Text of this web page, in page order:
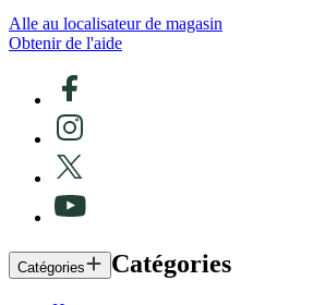
Alle au localisateur de magasin
Obtenir de l'aide
Catégories Catégories